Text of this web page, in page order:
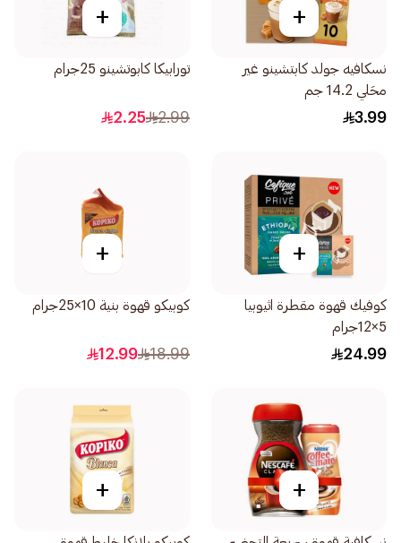
+
نسكافيه جولد كابتشينو غير
محَلي 14.2 جم
3.99
+
تورابيكا كابوتشينو 25جرام
2.99
2.25
+
كوفيك قهوة مقطرة اثيوبيا
5×12جرام
24.99
+
كوبيكو قهوة بنية 10×25جرام
18.99
12.99
+
+